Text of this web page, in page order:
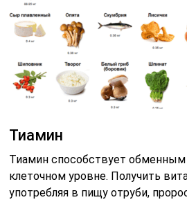
Тиамин
Тиамин способствует
клеточном уровне. Получить
употребляя в пищу отруби,